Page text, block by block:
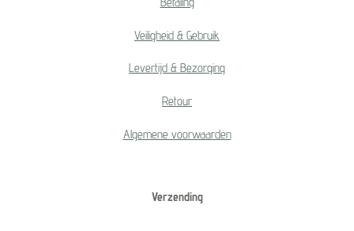
Veiligheid & Gebruik
Levertijd & Bezorging
Retour
Algemene voorwaarden
Verzending